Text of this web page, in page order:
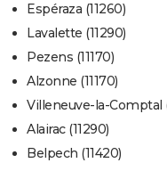
Espéraza (11260)
Lavalette (11290)
Pezens (11170)
Alzonne (11170)
Villeneuve-la-Comptal
Alairac (11290)
Belpech (11420)